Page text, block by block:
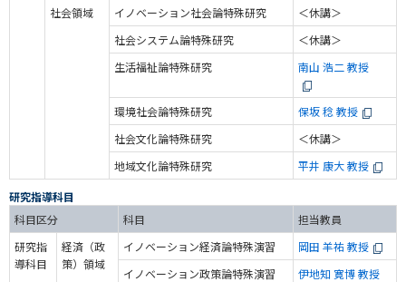
社会領域 イノベーション社会論特殊研究
＜休講＞
社会システム論特殊研究
＜休講＞
生活福祉論特殊研究
南山 浩二 教授
環境社会論特殊研究
保坂 稔 教授
社会文化論特殊研究
＜休講＞
地域文化論特殊研究
平井 康大 教授
研究指導科目
科目区分
科目
担当教員
研究指
導科目
経済（政
策）領域
イノベーション経済論特殊演習
岡田 羊祐 教授
イノベーション政策論特殊演習
伊地知 寛博 教授